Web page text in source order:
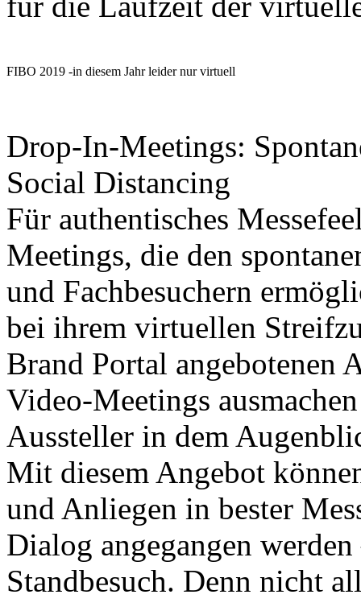
FIBO 2019 -in diesem Jahr leider nur virtuell
Drop-In-Meetings:
Social Distancing
Für authentisches
Meetings, die den
und Fachbesuchern
bei ihrem virtuellen
Brand Portal angebotenen
Video-Meetings
Aussteller in dem
Mit diesem Angebot
und Anliegen in bester
Dialog angegangen
Standbesuch. Denn nicht